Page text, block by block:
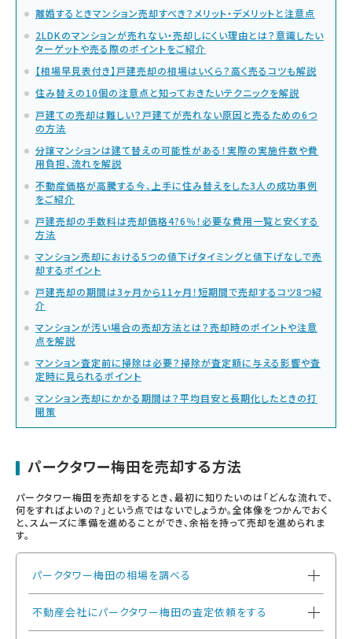
離婚するときマンション売却すべき？メリット・デメリットと注意点
2LDKのマンションが売れない・売却しにくい理由とは？意識したい
ターゲットや売る際のポイントをご紹介
【相場早見表付き】戸建売却の相場はいくら？高く売るコツも解説
住み替えの10個の注意点と知っておきたいテクニックを解説
戸建ての売却は難しい？戸建てが売れない原因と売るための6つ
の方法
分譲マンションは建て替えの可能性がある！実際の実施件数や費
用負担、流れを解説
不動産価格が高騰する今、上手に住み替えをした3人の成功事例
をご紹介
戸建売却の手数料は売却価格4?6％！必要な費用一覧と安くする
方法
マンション売却における5つの値下げタイミングと値下げなしで売
却するポイント
戸建売却の期間は3ヶ月から11ヶ月！短期間で売却するコツ8つ紹
介
マンションが汚い場合の売却方法とは？売却時のポイントや注意
点を解説
マンション査定前に掃除は必要？掃除が査定額に与える影響や査
定時に見られるポイント
マンション売却にかかる期間は？平均目安と長期化したときの打
開策
パークタワー梅田を売却する方法
パークタワー梅田を売却をするとき、最初に知りたいのは「どんな流れで、
何をすればよいの？」という点ではないでしょうか。全体像をつかんでおく
と、スムーズに準備を進めることができ、余裕を持って売却を進められま
す。
パークタワー梅田の相場を調べる
不動産会社にパークタワー梅田の査定依頼をする